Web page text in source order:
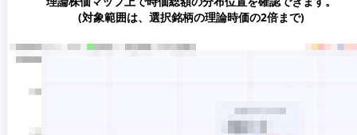
(対象範囲は、選択銘柄の理論時価の2倍まで)